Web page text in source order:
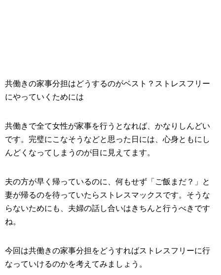
共働きの家事分担はどうするのがベスト？ストレスフリー
にやっていくためには
共働きで全て女性が家事を行うとなれば、かなりしんどい
です。完璧にこなそうなどと思った日には、心身ともにし
んどくなってしまうのが目に見えてます。
夫の方が早く帰っているのに、何もせず「ご飯まだ？」と
妻が帰るのを待っていたらストレスマックスです。そうな
らないためにも、夫婦の話し合いはきちんと行うべきです
ね。
今回は共働きの家事分担をどうすればストレスフリーに行
なっていけるのかを考えてみましょう。